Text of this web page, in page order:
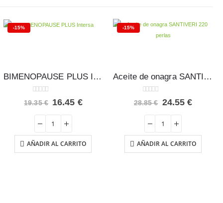
-15%
BIMENOPAUSE PLUS Intersa
0out of 5
19.35€ El
original
era:
19.35 €.
16.45 €El
16.45 €.
AÑADIR AL CARRITO
-15%
Aceite de onagra SANTIVERI 220 perlas
0out of 5
28.85€ El
original
era:
28.85 €.
24.55€El
24.55
AÑADIR AL CARRITO